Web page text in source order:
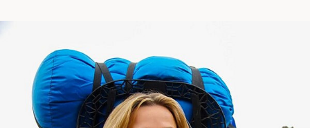
ערוצים נוספים
המגזין